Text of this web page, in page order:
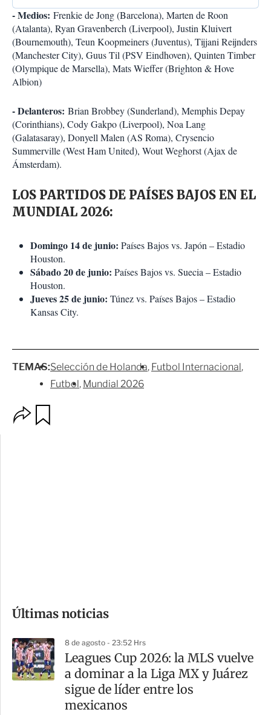
- Medios: Frenkie de Jong (Barcelona), Marten de Roon
(Atalanta), Ryan Gravenberch (Liverpool), Justin Kluivert
(Bournemouth), Teun Koopmeiners (Juventus), Tijjani Reijnders
(Manchester City), Guus Til (PSV Eindhoven), Quinten Timber
(Olympique de Marsella), Mats Wieffer (Brighton & Hove
Albion)
- Delanteros: Brian Brobbey (Sunderland), Memphis Depay
(Corinthians), Cody Gakpo (Liverpool), Noa Lang
(Galatasaray), Donyell Malen (AS Roma), Crysencio
Summerville (West Ham United), Wout Weghorst (Ajax de
Ámsterdam).
LOS PARTIDOS DE PAÍSES BAJOS EN EL
MUNDIAL 2026:
Domingo 14 de junio: Países Bajos vs. Japón – Estadio
Houston.
Sábado 20 de junio: Países Bajos vs. Suecia – Estadio
Houston.
Jueves 25 de junio: Túnez vs. Países Bajos – Estadio
Kansas City.
TEMAS:Selección de Holanda Futbol Internacional
Futbol Mundial 2026
p
m
a
r
t
Últimas noticias
8 de agosto - 23:52 Hrs
Leagues Cup 2026: la MLS vuelve
a dominar a la Liga MX y Juárez
sigue de líder entre los
mexicanos